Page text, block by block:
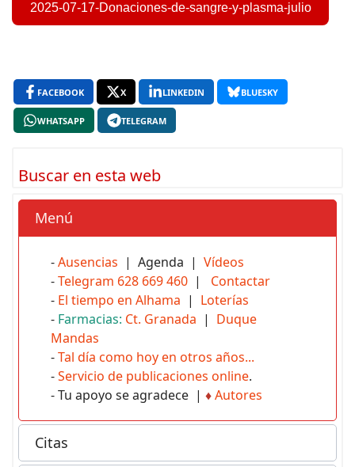
2025-07-17-Donaciones-de-sangre-y-plasma-julio
FACEBOOK X LINKEDIN BLUESKY
WHATSAPP TELEGRAM
Buscar en esta web
Menú
-Ausencias | Agenda | Vídeos
-Telegram 628 669 460 | Contactar
- El tiempo en Alhama | Loterías
- Farmacias: Ct. Granada | Duque
Mandas
-Tal día como hoy en otros años...
-Servicio de publicaciones online.
- Tu apoyo se agradece | ♦Autores
Citas